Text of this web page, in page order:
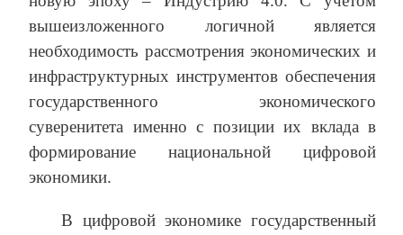
вышеизложенного логичной является
необходимость рассмотрения экономических и
инфраструктурных инструментов обеспечения
государственного экономического
суверенитета именно с позиции их вклада в
формирование национальной цифровой
экономики.
В цифровой экономике государственный